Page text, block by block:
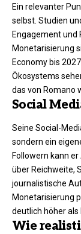
Ein relevanter
selbst. Studien
Engagement
Monetarisierung
Economy bis
Ökosystems
das von Romano
Social
Seine Social-
sondern ein
Followern kann
über Reichweite,
journalistische
Monetarisierung
deutlich höher als
Wie